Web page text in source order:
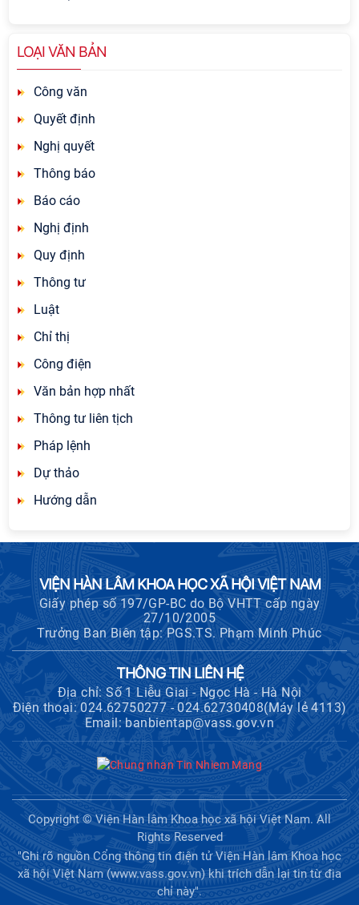
LOẠI VĂN BẢN
Công văn
Quyết định
Nghị quyết
Thông báo
Báo cáo
Nghị định
Quy định
Thông tư
Luật
Chỉ thị
Công điện
Văn bản hợp nhất
Thông tư liên tịch
Pháp lệnh
Dự thảo
Hướng dẫn
VIỆN HÀN LÂM KHOA HỌC XÃ HỘI VIỆT NAM
Giấy phép số 197/GP-BC do Bộ VHTT cấp ngày
27/10/2005
Trưởng Ban Biên tập: PGS.TS. Phạm Minh Phúc
THÔNG TIN LIÊN HỆ
Địa chỉ: Số 1 Liễu Giai - Ngọc Hà - Hà Nội
Điện thoại: 024.62750277 - 024.62730408(Máy lẻ 4113)
Email: banbientap@vass.gov.vn
Copyright © Viện Hàn lâm Khoa học xã hội Việt Nam. All
Rights Reserved
"Ghi rõ nguồn Cổng thông tin điện tử Viện Hàn lâm Khoa học
xã hội Việt Nam (www.vass.gov.vn) khi trích dẫn lại tin từ địa
chỉ này".